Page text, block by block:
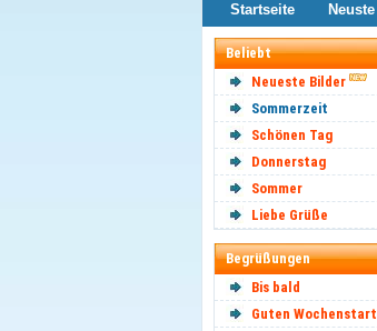
Startseite Neuste
Beliebt
Neueste Bilder
Sommerzeit
Schönen Tag
Donnerstag
Sommer
Liebe Grüße
Begrüßungen
Bis bald
Guten Wochenstart